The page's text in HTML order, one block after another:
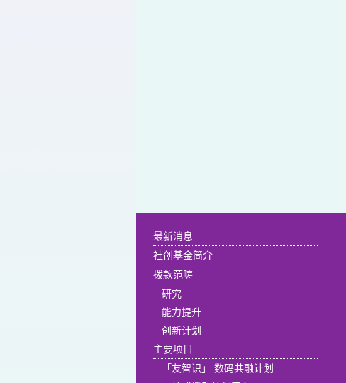
最新消息
社创基金简介
拨款范畴
研究
能力提升
创新计划
主要项目
「友智识」 数码共融计划